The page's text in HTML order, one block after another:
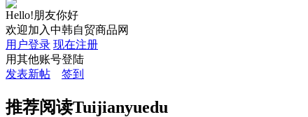
Hello!朋友你好
欢迎加入中韩自贸商品网
用户登录 现在注册
用其他账号登陆
发表新帖
签到
推荐阅读Tuijianyuedu